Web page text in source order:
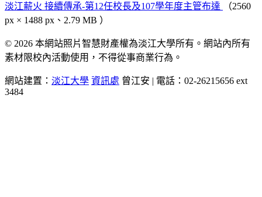
淡江薪火 接續傳承-第12任校長及107學年度主管布達
（2560
px × 1488 px、2.79 MB ）
© 2026 本網站照片智慧財產權為淡江大學所有。網站內所有
素材限校內活動使用，不得從事商業行為。
網站建置： 淡江大學 資訊處 曾江安 | 電話：02-26215656 ext
3484